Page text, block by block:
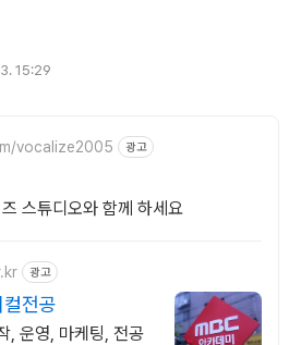
15:29
vocalize2005 광고
스튜디오와 함께 하세요
광고
전공
, 운영, 마케팅, 전공